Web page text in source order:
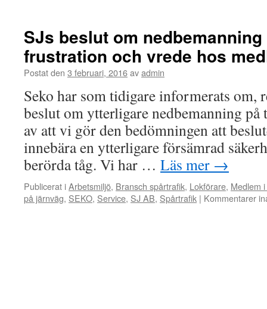
SJs beslut om
frustration och vrede hos
Postat den 3 februari, 2016avadmin
Seko har som tidigare informerats om,
beslut om ytterligare nedbemanning på
av att vi gör den bedömningen att
innebära en ytterligare försämrad
berörda tåg. Vi har … Läs mer →
Publicerat iArbetsmiljö, Bransch spårtrafik, Lokförare, Medlem
på järnväg, SEKO, Service, SJ AB, Spårtrafik | Kommentarer